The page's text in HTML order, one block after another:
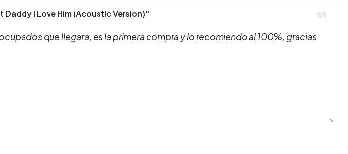
I Love Him (Acoustic Version)"
que llegara, es la primera compra y lo recomiendo al 100%, gracias